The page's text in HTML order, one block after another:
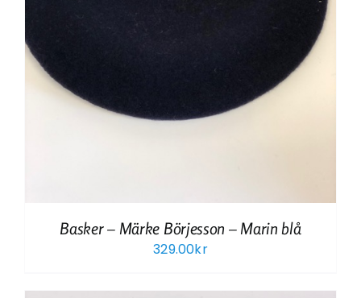
Basker – Märke Börjesson – Marin blå
329.00kr